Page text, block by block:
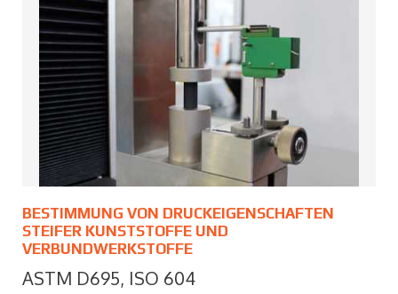
BESTIMMUNG VON DRUCKEIGENSCHAFTEN
STEIFER KUNSTSTOFFE UND
VERBUNDWERKSTOFFE
ASTM D695, ISO 604